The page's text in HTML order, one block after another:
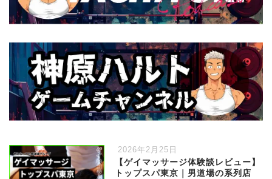
2026年2月25日
【ゲイマッサージ体験談レビュー】
トップスパ東京｜男道場の系列店